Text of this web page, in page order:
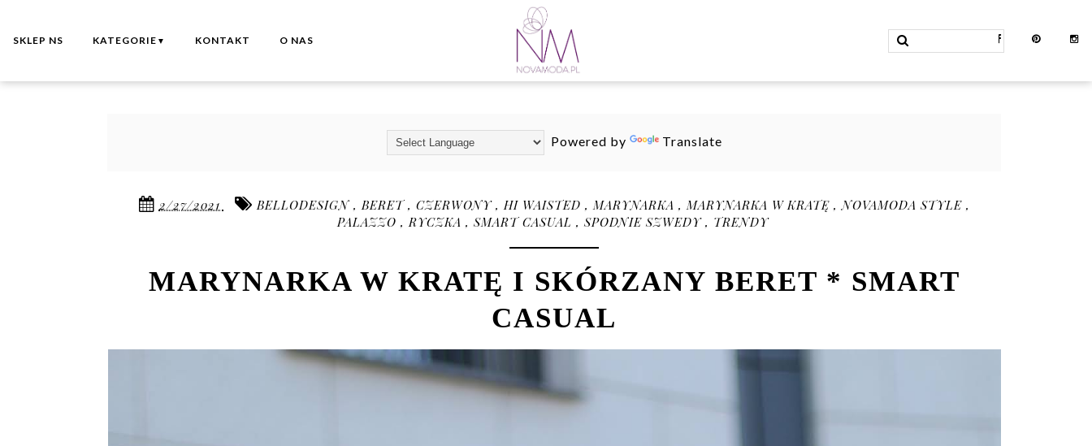
SKLEP NS KATEGORIE ▼ KONTAKT O NAS
Powered by Translate
2/27/2021 BELLODESIGN ,BERET , CZERWONY ,HI WAISTED ,MARYNARKA ,MARYNARKA W KRATĘ ,NOVAMODA STYLE ,
PALAZZO ,RYCZKA ,SMART CASUAL ,SPODNIE SZWEDY , TRENDY
MARYNARKA W KRATĘ I SKÓRZANY BERET * SMART
CASUAL